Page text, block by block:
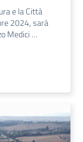
e la Città
2024, sarà
Medici …